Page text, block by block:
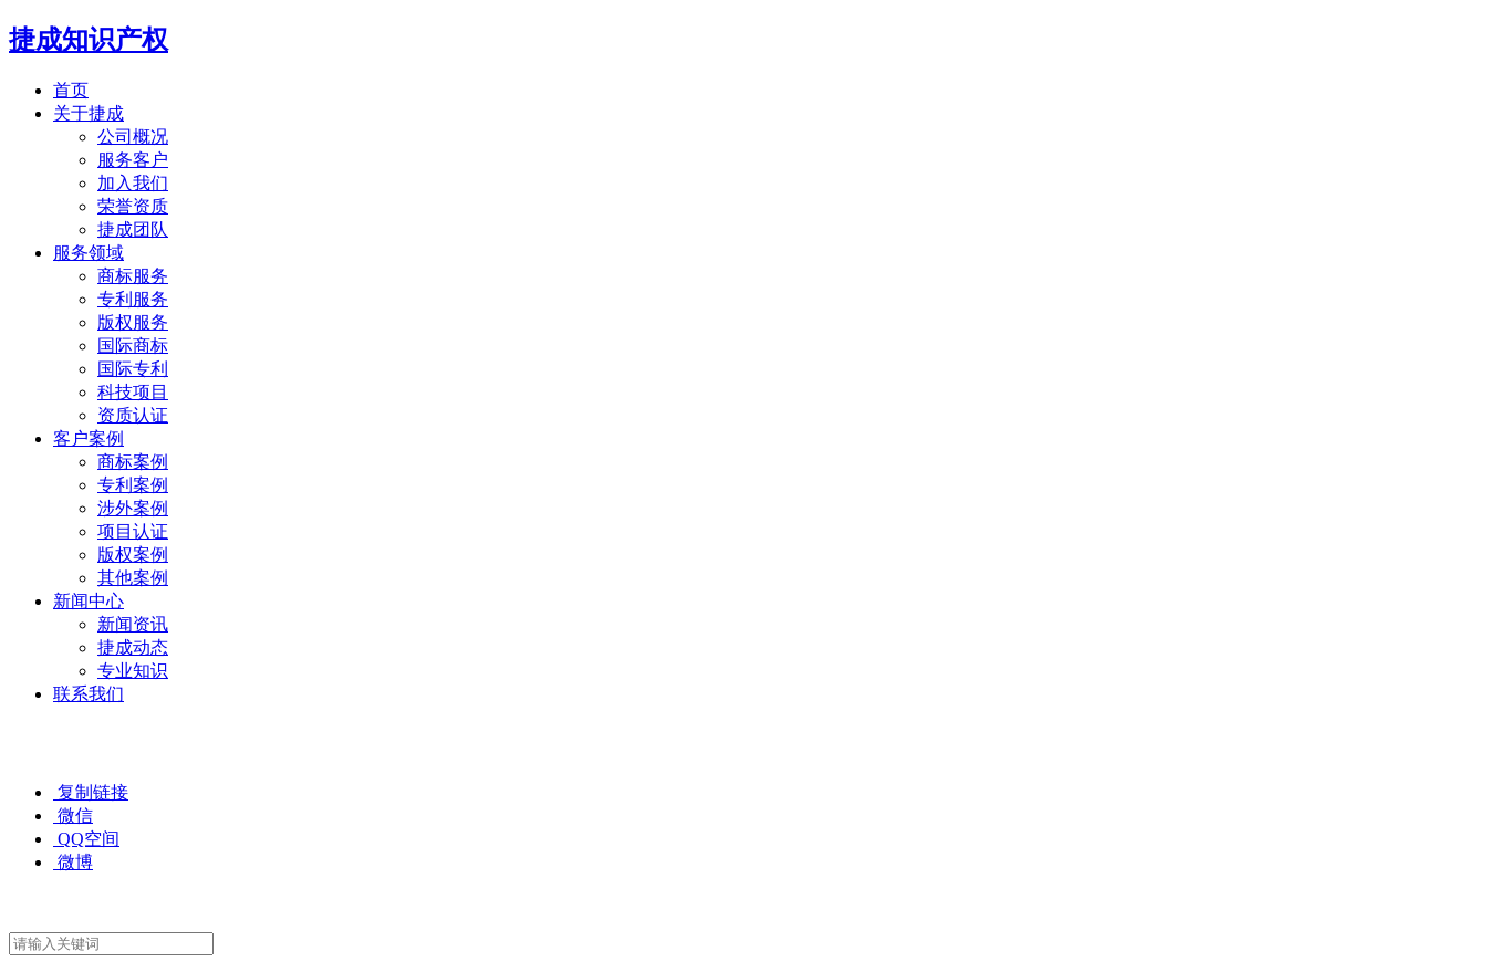
捷成知识产权
首页
关于捷成
公司概况
服务客户
加入我们
荣誉资质
捷成团队
服务领域
商标服务
专利服务
版权服务
国际商标
国际专利
科技项目
资质认证
客户案例
商标案例
专利案例
涉外案例
项目认证
版权案例
其他案例
新闻中心
新闻资讯
捷成动态
专业知识
联系我们
复制链接
微信
QQ空间
微博